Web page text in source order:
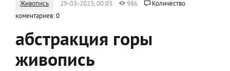
Живопись 29-03-2023, 00:03 986
Количество
коментариев: 0
абстракция горы
живопись